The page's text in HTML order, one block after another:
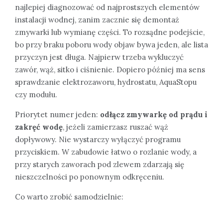
najlepiej diagnozować od najprostszych elementów
instalacji wodnej, zanim zacznie się demontaż
zmywarki lub wymianę części. To rozsądne podejście,
bo przy braku poboru wody objaw bywa jeden, ale lista
przyczyn jest długa. Najpierw trzeba wykluczyć
zawór, wąż, sitko i ciśnienie. Dopiero później ma sens
sprawdzanie elektrozaworu, hydrostatu, AquaStopu
czy modułu.
Priorytet numer jeden: odłącz zmywarkę od prądu i
zakręć wodę, jeżeli zamierzasz ruszać wąż
dopływowy. Nie wystarczy wyłączyć programu
przyciskiem. W zabudowie łatwo o rozlanie wody, a
przy starych zaworach pod zlewem zdarzają się
nieszczelności po ponownym odkręceniu.
Co warto zrobić samodzielnie: